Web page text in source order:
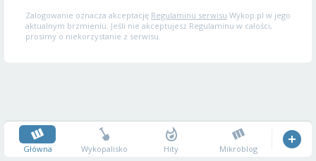
Zalogowanie oznacza akceptację Regulaminu serwisu Wykop.pl w jego
aktualnym brzmieniu. Jeśli nie akceptujesz Regulaminu w całości,
prosimy o niekorzystanie z serwisu.
Główna Wykopalisko Hity Mikroblog